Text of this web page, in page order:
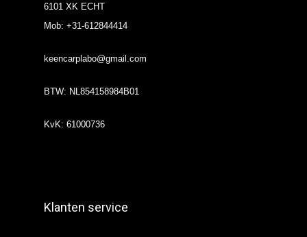
6101 XK ECHT
Mob: +31-612844414
keencarplabo@gmail.com
BTW: NL854158984B01
KvK: 61000736
Klanten service